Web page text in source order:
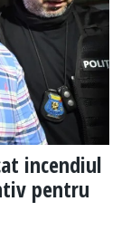
incendiul
pentru